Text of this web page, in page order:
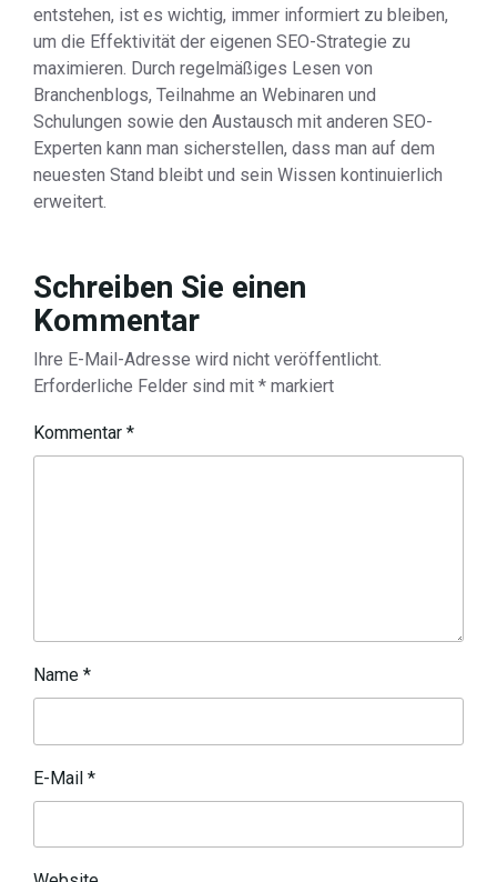
entstehen, ist es wichtig, immer informiert zu bleiben,
um die Effektivität der eigenen SEO-Strategie zu
maximieren. Durch regelmäßiges Lesen von
Branchenblogs, Teilnahme an Webinaren und
Schulungen sowie den Austausch mit anderen SEO-
Experten kann man sicherstellen, dass man auf dem
neuesten Stand bleibt und sein Wissen kontinuierlich
erweitert.
Schreiben Sie einen
Kommentar
Ihre E-Mail-Adresse wird nicht veröffentlicht.
Erforderliche Felder sind mit * markiert
Kommentar *
Name *
E-Mail *